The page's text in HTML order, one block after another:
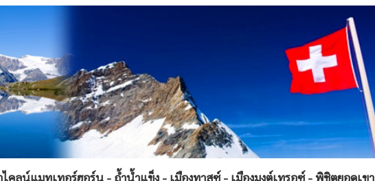
คลน์แมทเทอร์ฮอร์น - ถ้ำน้ำแข็ง - เมืองทาสซ์ - เมืองมงต์เทรอซ์ - พิชิตยอดเขา